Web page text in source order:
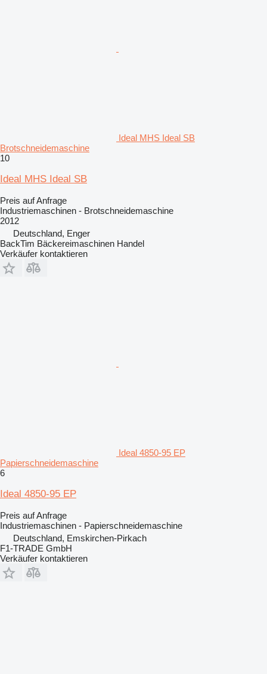
Ideal MHS Ideal SB
Brotschneidemaschine
10
Ideal MHS Ideal SB
Preis auf Anfrage
Industriemaschinen - Brotschneidemaschine
2012
Deutschland, Enger
BackTim Bäckereimaschinen Handel
Verkäufer kontaktieren
Ideal 4850-95 EP
Papierschneidemaschine
6
Ideal 4850-95 EP
Preis auf Anfrage
Industriemaschinen - Papierschneidemaschine
Deutschland, Emskirchen-Pirkach
F1-TRADE GmbH
Verkäufer kontaktieren